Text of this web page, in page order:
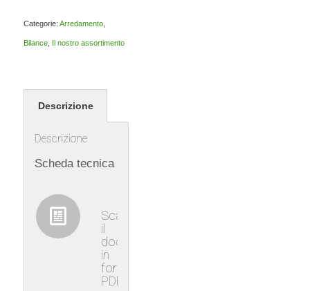
Categorie: Arredamento,
Bilance, Il nostro assortimento
Descrizione
Descrizione
Scheda tecnica
Scaricare
il
documento
in
formato
PDF